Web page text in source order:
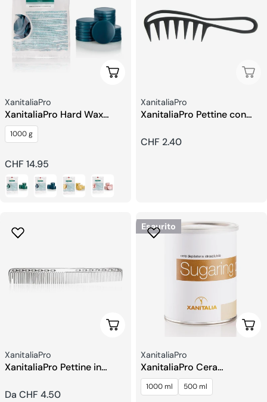
Scegli Le Opzioni
Venditore:
XanitaliaPro
XanitaliaPro Hard Wax
Traditionnelles Tiède
1000 g
Prezzo
regolare
CHF 14.95
Venditore:
XanitaliaPro
XanitaliaPro Pettine con
Prezzo
CHF 2.40
Scegli Le Opzioni
Venditore:
XanitaliaPro
XanitaliaPro Pettine in
Prezzo
Da CHF 4.50
Esaurito
Venditore:
XanitaliaPro
XanitaliaPro Cera
Depilatoria allo Zucchero
Idrosolubile (Sugaring)
1000 ml 500 ml